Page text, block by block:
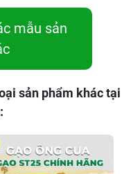
mẫu sản
sản phẩm khác tại